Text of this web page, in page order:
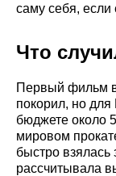
саму себя, если
Что
Первый фильм
покорил, но
бюджете около
мировом
быстро взялась
рассчитывала